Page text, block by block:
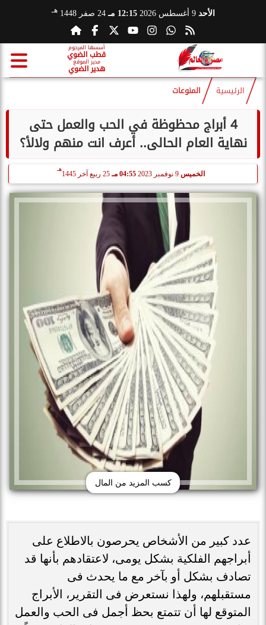
الأحد 9 أغسطس 2026 12:15 مـ 24 صفر 1448 هـ
أسسها المرحوم
قطب الضوي
مدير الموقع
هدير الضوي
الرئيسية المنوعات
4 أبراج محظوظة في الحب والعمل حتى
نهاية العام الحالى.. أعرف انت منهم ولالأ؟
الخميس 9 نوفمبر 2023 04:55 مـ 25 ربيع آخر 1445
هـ
كسب المزيد من المال
عدد كبير من الأشخاص يحرصون بالاطلاع على
أبراجهم الفلكية بشكل يومى، لاعتقادهم بأنها قد
تصادف بشكل أو بآخر مع ما يحدث فى
مستقبلهم، ولهذا نستعرض فى التقرير، الأبراج
المتوقع لها أن تتمتع بحظ أجمل فى الحب والعمل